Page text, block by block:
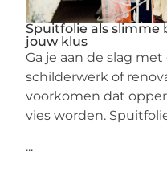
Spuitfolie als
jouw klus
Ga je aan de slag
schilderwerk of
voorkomen dat
vies worden.
...